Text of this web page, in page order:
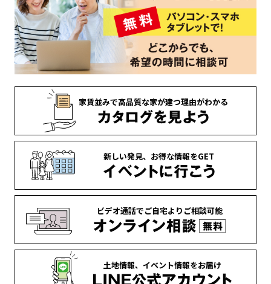
家賃並みで高品質な家が建つ理由がわかる
新しい発見、 お得な情報をGET
ビデオ通話でご自宅より ご相談可能
土地情報、 イベント情報をお届け